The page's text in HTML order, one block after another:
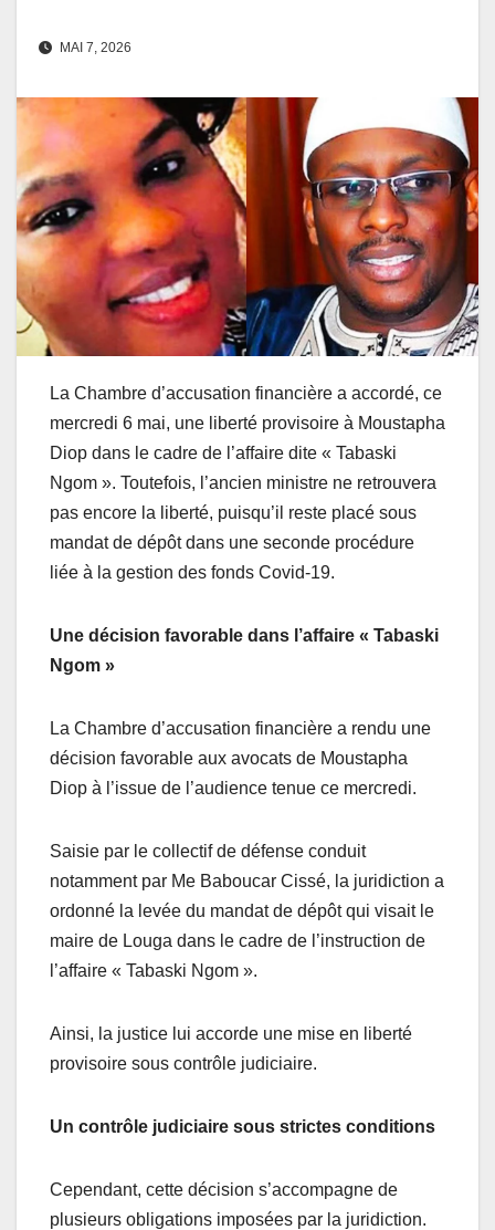
MAI 7, 2026
La Chambre d’accusation financière a accordé, ce
mercredi 6 mai, une liberté provisoire à Moustapha
Diop dans le cadre de l’affaire dite « Tabaski
Ngom ». Toutefois, l’ancien ministre ne retrouvera
pas encore la liberté, puisqu’il reste placé sous
mandat de dépôt dans une seconde procédure
liée à la gestion des fonds Covid-19.
Une décision favorable dans l’affaire « Tabaski
Ngom »
La Chambre d’accusation financière a rendu une
décision favorable aux avocats de Moustapha
Diop à l’issue de l’audience tenue ce mercredi.
Saisie par le collectif de défense conduit
notamment par Me Baboucar Cissé, la juridiction a
ordonné la levée du mandat de dépôt qui visait le
maire de Louga dans le cadre de l’instruction de
l’affaire « Tabaski Ngom ».
Ainsi, la justice lui accorde une mise en liberté
provisoire sous contrôle judiciaire.
Un contrôle judiciaire sous strictes conditions
Cependant, cette décision s’accompagne de
plusieurs obligations imposées par la juridiction.